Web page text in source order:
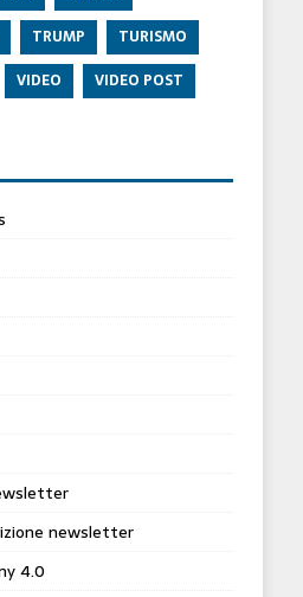
TRUMP
TURISMO
VIDEO VIDEO POST
newsletter
4.0